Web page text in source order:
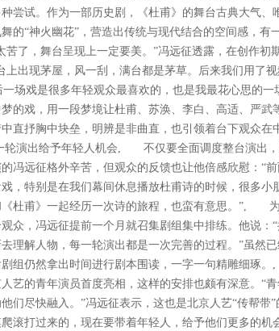
种尝试。作为一部历史剧，《杜甫》的舞台古典大气
的“神火幽花”，营造出传统与现代结合的空间感，有
苦了，舞台呈现上一定要美。”冯远征透露，在创作初
上出现茅屋，风一刮，满台都是茅草。后来我们用了
戏是很多年轻观众最喜欢的，也是我最花心思的一
的戏，用一段梦境让杜甫、苏涣、李白、高适、严武
直抒胸中块垒，明辨是非曲直，也引领着台下观众在
演出给予年轻人机会, 不仅要全面调度整台演出，
冯远征格外辛苦，但观众的反馈也让他倍感欣慰：“
，特别是在我们幕间休息播放杜甫诗的时候，很多小
《杜甫》一起经历一次诗的旅程，也蛮有意思。”,
众，冯远征提前一个月就召集剧组集中排练。他说：
理解人物，每一轮演出都是一次完善的过程。”虽然
剧组仍然拿出时间进行剧本围读，一字一句精雕细
艺的青年演员首度亮相，这样的安排也颇有深意。“
们尽快融入。”冯远征表示，这也是北京人艺“传帮带
爬滚打过来的，现在要带着年轻人，给予他们更多